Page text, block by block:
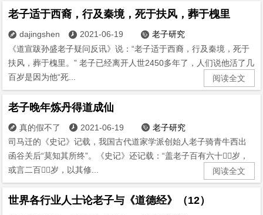
老子适于西裔，行及秦境，死于扶风，葬于槐里
 dajingshen  2021-06-19  老子研究
《道宣跋孙盛老子疑问反讯》说：“老子适于西裔，行及秦境，死于
扶风，葬于槐里。” 老子已经离开人世2450多年了，人们说他活了几
百岁是因为他“死...
阅读全文
老子晚年炼丹得道成仙
 真的假不了  2021-06-19  老子研究
司马迁的《史记》记载，我国古代道家学派创始人老子骑青牛西出
函谷关后“莫知其所终”。《史记》还记载：“盖老子百有六十岁，
或言二百岁，以其修...
阅读全文
世界各行业人士论老子与《道德经》（12）